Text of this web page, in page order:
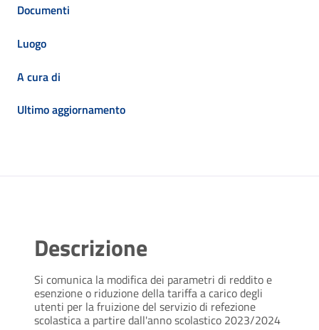
Documenti
Luogo
A cura di
Ultimo aggiornamento
Descrizione
Si comunica la modifica dei parametri di reddito e
esenzione o riduzione della tariffa a carico degli
utenti per la fruizione del servizio di refezione
scolastica a partire dall'anno scolastico 2023/2024